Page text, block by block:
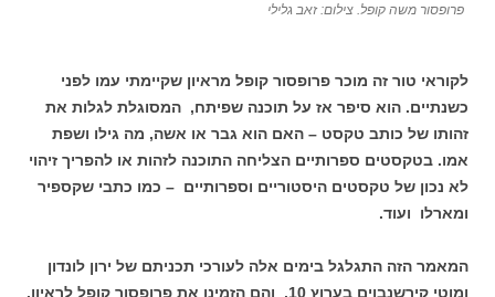
פרופסור משה קופל. צילום: זאב גלילי
לקוראי טור זה מוכר פרופסור קופל מראיון שקיימתי עמו לפני
כשנתיים. הוא סיפר אז על תוכנה שפיתח, המסוגלת לגלות את
זהותו של כותב טקסט – האם הוא גבר או אשה, מה גילו ושפת
אמו. בטקסטים ספרותיים הצליחה התוכנה לזהות או להפריך זיהוי
לא נכון של טקסטים היסטוריים וספרותיים – כמו כתבי שקספיר
ומארלו ועוד.
המאמר הזה התגלגל בימים אלה לעורכי תכניתם של ירון לונדון
ומוטי קירשנבוים בערוץ 10, והם הזמינו את פרופסור קופל לראיון.